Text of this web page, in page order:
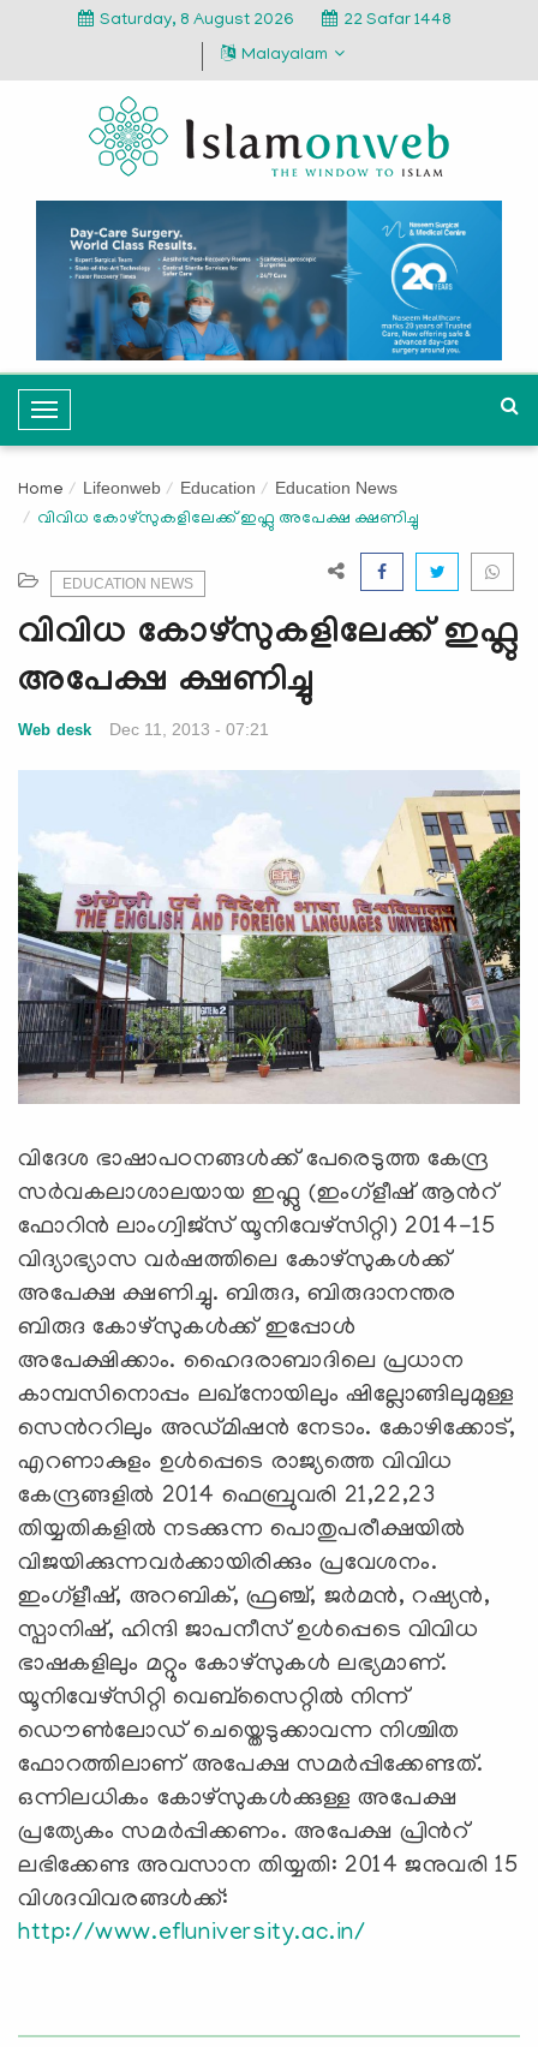
Saturday, 8 August 2026
22 Safar 1448
Malayalam
T
o
g
l
a
v
i
a
n
Home Lifeonweb Education Education News
വിവിധ കോഴ്സുകളിലേക്ക് ഇഫ്ലു അപേക്ഷ ക്ഷണിച്ചു
EDUCATION NEWS
വിവിധ കോഴ്സുകളിലേക്ക് ഇഫ്ലു
അപേക്ഷ ക്ഷണിച്ചു
Web desk Dec 11, 2013 - 07:21
വിദേശ ഭാഷാപഠനങ്ങള്‍ക്ക് പേരെടുത്ത കേന്ദ്ര
സര്‍വകലാശാലയായ ഇഫ്ലു (ഇംഗ്ളീഷ് ആന്‍റ്
ഫോറിന്‍ ലാംഗ്വിജ്സ് യൂനിവേഴ്സിറ്റി) 2014-15
വിദ്യാഭ്യാസ വര്‍ഷത്തിലെ കോഴ്സുകള്‍ക്ക്
അപേക്ഷ ക്ഷണിച്ചു. ബിരുദ, ബിരുദാനന്തര
ബിരുദ കോഴ്സുകള്‍ക്ക് ഇപ്പോള്‍
അപേക്ഷിക്കാം. ഹൈദരാബാദിലെ പ്രധാന
കാമ്പസിനൊപ്പം ലഖ്നോയിലും ഷില്ലോങ്ങിലുമുള്ള
സെന്‍ററിലും അഡ്മിഷന്‍ നേടാം. കോഴിക്കോട്,
എറണാകുളം ഉള്‍പ്പെടെ രാജ്യത്തെ വിവിധ
കേന്ദ്രങ്ങളില്‍ 2014 ഫെബ്രുവരി 21,22,23
തിയ്യതികളില്‍ നടക്കുന്ന പൊതുപരീക്ഷയില്‍
വിജയിക്കുന്നവര്‍ക്കായിരിക്കും പ്രവേശനം.
ഇംഗ്ളീഷ്, അറബിക്, ഫ്രഞ്ച്, ജര്‍മന്‍, റഷ്യന്‍,
സ്പാനിഷ്, ഹിന്ദി ജാപനീസ് ഉള്‍പ്പെടെ വിവിധ
ഭാഷകളിലും മറ്റും കോഴ്സുകള്‍ ലഭ്യമാണ്.
യൂനിവേഴ്സിറ്റി വെബ്സൈറ്റില്‍ നിന്ന്
ഡൌണ്‍ലോഡ് ചെയ്തെടുക്കാവന്ന നിശ്ചിത
ഫോറത്തിലാണ് അപേക്ഷ സമര്‍പ്പിക്കേണ്ടത്.
ഒന്നിലധികം കോഴ്സുകള്‍ക്കുള്ള അപേക്ഷ
പ്രത്യേകം സമര്‍പ്പിക്കണം. അപേക്ഷ പ്രിന്‍റ്
ലഭിക്കേണ്ട അവസാന തിയ്യതി: 2014 ജനുവരി 15
വിശദവിവരങ്ങള്‍ക്ക്:
http://www.efluniversity.ac.in/